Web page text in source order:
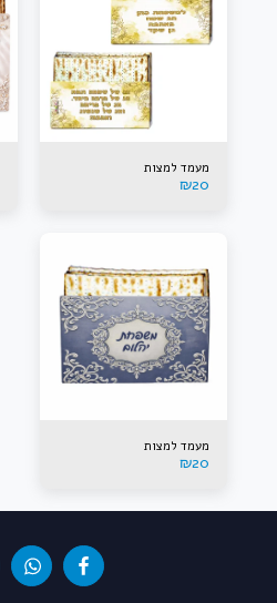
מעמד למצות
₪20
מעמד למצות
₪20